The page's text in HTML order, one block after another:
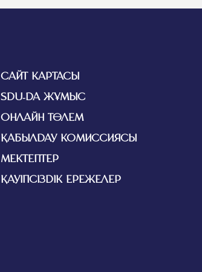
САЙТ КАРТАСЫ
SDU-ДА ЖҰМЫС
ОНЛАЙН ТӨЛЕМ
ҚАБЫЛДАУ КОМИССИЯСЫ
МЕКТЕПТЕР
ҚАУІПСІЗДІК ЕРЕЖЕЛЕР